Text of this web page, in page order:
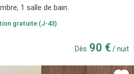
1 salle de bain.
gratuite (J-43)
Dès 90 € / nuit